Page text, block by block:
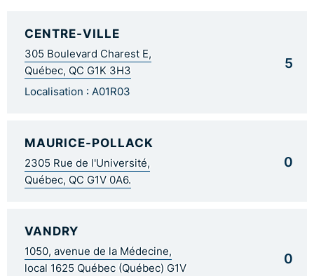
CENTRE-VILLE
305 Boulevard Charest E,
Québec, QC G1K 3H3
Localisation : A01R03
5
MAURICE-POLLACK
2305 Rue de l'Université,
Québec, QC G1V 0A6.
0
VANDRY
1050, avenue de la Médecine,
local 1625 Québec (Québec) G1V
0